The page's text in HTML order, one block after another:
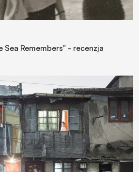
Sea Remembers" - recenzja